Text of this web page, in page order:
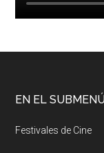
EN EL
Festivales de Cine